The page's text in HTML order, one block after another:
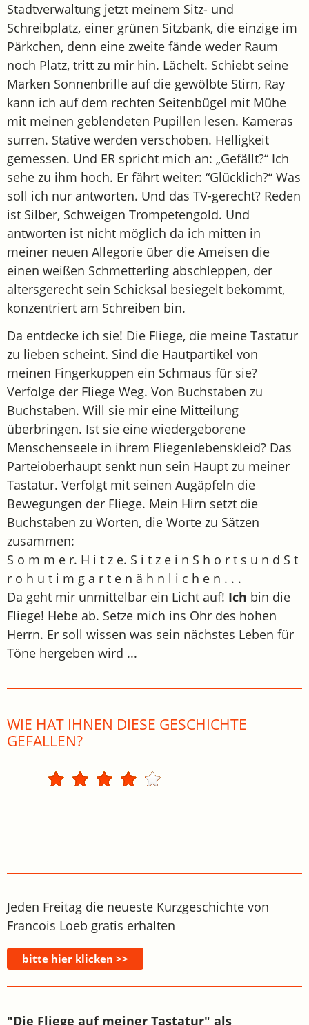
Stadtverwaltung jetzt meinem Sitz- und
Schreibplatz, einer grünen Sitzbank, die einzige im
Pärkchen, denn eine zweite fände weder Raum
noch Platz, tritt zu mir hin. Lächelt. Schiebt seine
Marken Sonnenbrille auf die gewölbte Stirn, Ray
kann ich auf dem rechten Seitenbügel mit Mühe
mit meinen geblendeten Pupillen lesen. Kameras
surren. Stative werden verschoben. Helligkeit
gemessen. Und ER spricht mich an: „Gefällt?“ Ich
sehe zu ihm hoch. Er fährt weiter: “Glücklich?“ Was
soll ich nur antworten. Und das TV-gerecht? Reden
ist Silber, Schweigen Trompetengold. Und
antworten ist nicht möglich da ich mitten in
meiner neuen Allegorie über die Ameisen die
einen weißen Schmetterling abschleppen, der
altersgerecht sein Schicksal besiegelt bekommt,
konzentriert am Schreiben bin.
Da entdecke ich sie! Die Fliege, die meine Tastatur
zu lieben scheint. Sind die Hautpartikel von
meinen Fingerkuppen ein Schmaus für sie?
Verfolge der Fliege Weg. Von Buchstaben zu
Buchstaben. Will sie mir eine Mitteilung
überbringen. Ist sie eine wiedergeborene
Menschenseele in ihrem Fliegenlebenskleid? Das
Parteioberhaupt senkt nun sein Haupt zu meiner
Tastatur. Verfolgt mit seinen Augäpfeln die
Bewegungen der Fliege. Mein Hirn setzt die
Buchstaben zu Worten, die Worte zu Sätzen
zusammen:
S o m m e r. H i t z e. S i t z e i n S h o r t s u n d S t
r o h u t i m g a r t e n ä h n l i c h e n . . .
Da geht mir unmittelbar ein Licht auf! Ich bin die
Fliege! Hebe ab. Setze mich ins Ohr des hohen
Herrn. Er soll wissen was sein nächstes Leben für
Töne hergeben wird ...
WIE HAT IHNEN DIESE GESCHICHTE
GEFALLEN?
Jeden Freitag die neueste Kurzgeschichte von
Francois Loeb gratis erhalten
"Die Fliege auf meiner Tastatur" als